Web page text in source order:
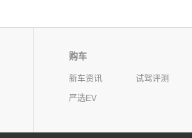
购车
新车资讯
试驾评测
严选EV